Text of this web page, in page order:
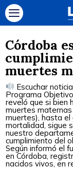
Córdoba
muertes
Escuchar
Programa
reveló que si bien
muertes
muertes), hasta el
mortalidad, sigue
nuestro
cumplimiento del
Según informó el
en Córdoba,
nacidos vivos, en